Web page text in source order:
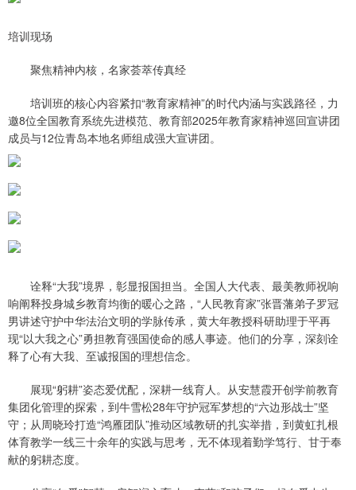
培训现场
聚焦精神内核，名家荟萃传真经
培训班的核心内容紧扣“教育家精神”的时代内涵与实践路径，力
邀8位全国教育系统先进模范、教育部2025年教育家精神巡回宣讲团
成员与12位青岛本地名师组成强大宣讲团。
诠释“大我”境界，彰显报国担当。全国人大代表、最美教师祝响
响阐释投身城乡教育均衡的暖心之路，“人民教育家”张晋藩弟子罗冠
男讲述守护中华法治文明的学脉传承，黄大年教授科研助理于平再
现“以大我之心”勇担教育强国使命的感人事迹。他们的分享，深刻诠
释了心有大我、至诚报国的理想信念。
展现“躬耕”姿态爱优配，深耕一线育人。从安慧霞开创学前教育
集团化管理的探索，到牛雪松28年守护冠军梦想的“六边形战士”坚
守；从周晓玲打造“鸿雁团队”推动区域教研的扎实举措，到黄虹扎根
体育教学一线三十余年的实践与思考，无不体现着勤学笃行、甘于奉
献的躬耕态度。